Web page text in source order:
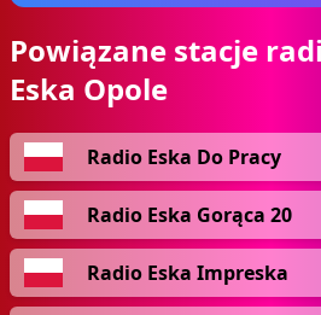
Powiązane stacje
Eska Opole
Radio Eska Do Pracy
Radio Eska Gorąca 20
Radio Eska Impreska